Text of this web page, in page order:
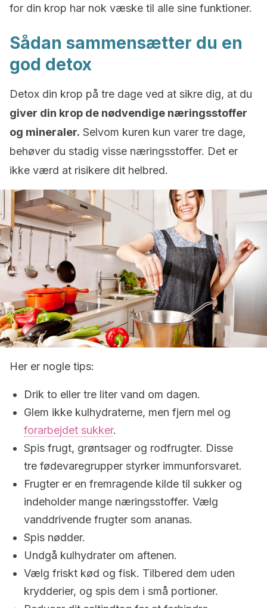
for din krop har nok væske til alle sine funktioner.
Sådan sammensætter du en
god detox
Detox din krop på tre dage ved at sikre dig, at du
giver din krop de nødvendige næringsstoffer
og mineraler. Selvom kuren kun varer tre dage,
behøver du stadig visse næringsstoffer. Det er
ikke værd at risikere dit helbred.
Her er nogle tips:
Drik to eller tre liter vand om dagen.
Glem ikke kulhydraterne, men fjern mel og
forarbejdet sukker.
Spis frugt, grøntsager og rodfrugter. Disse
tre fødevaregrupper styrker immunforsvaret.
Frugter er en fremragende kilde til sukker og
indeholder mange næringsstoffer. Vælg
vanddrivende frugter som ananas.
Spis nødder.
Undgå kulhydrater om aftenen.
Vælg friskt kød og fisk. Tilbered dem uden
krydderier, og spis dem i små portioner.